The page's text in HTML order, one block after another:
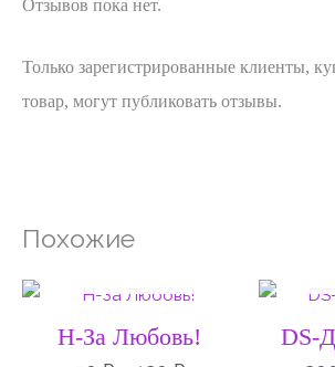
Отзывов пока нет.
Только зарегистрированные клиенты,
товар, могут публиковать отзывы.
Похожие
Н-За Любовь!
Диапазон
цен:
50 ₽
–
DS-